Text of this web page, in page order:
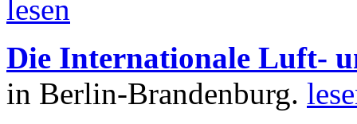
lesen
Die Internationale Luft-
in Berlin-Brandenburg.